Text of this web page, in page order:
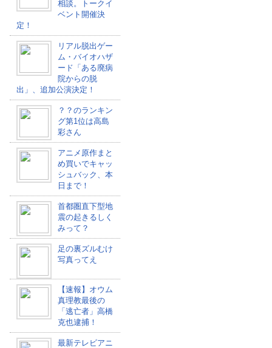
相談。トークイ
ベント開催決
定！
リアル脱出ゲー
ム・バイオハザ
ード「ある廃病
院からの脱
出」、追加公演決定！
？？のランキン
グ第1位は高島
彩さん
アニメ原作まと
め買いでキャッ
シュバック、本
日まで！
首都圏直下型地
震の起きるしく
みって？
足の裏ズルむけ
写真ってえ
【速報】オウム
真理教最後の
「逃亡者」高橋
克也逮捕！
最新テレビアニ